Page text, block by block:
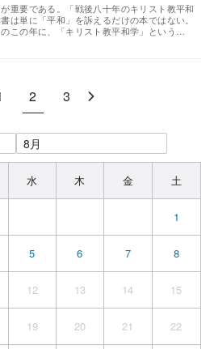
重要である。「戦後八十年のキリスト教平和
は単に「平和」を訴えるだけの本ではない。
この年に、「キリスト教平和学」という…
2 3
水 木 金 土
1
5 6 7 8
12 13 14 15
19 20 21 22